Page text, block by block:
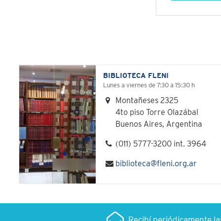
BIBLIOTECA FLENI
Lunes a viernes de 7:30 a 15:30 h
Montañeses 2325
4to piso Torre Olazábal
Buenos Aires, Argentina
(011) 5777-3200 int. 3964
biblioteca@fleni.org.ar